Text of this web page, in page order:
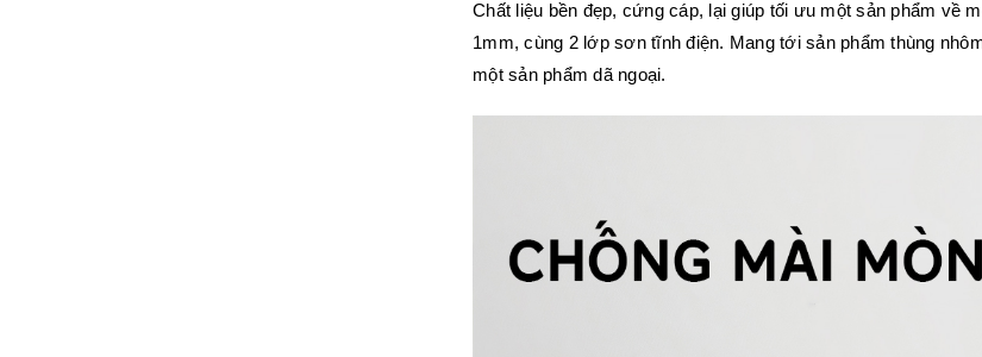
Chất liệu bền đẹp, cứng cáp, lại giúp tối ưu một sản phẩm
1mm, cùng 2 lớp sơn tĩnh điện. Mang tới sản phẩm thùng
một sản phẩm dã ngoại.